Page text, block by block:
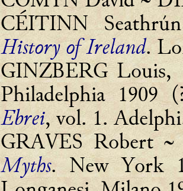
CÉITINN
History of Ireland.
GINZBERG Louis,
Philadelphia
Ebrei, vol. 1.
GRAVES Robert
Myths. New